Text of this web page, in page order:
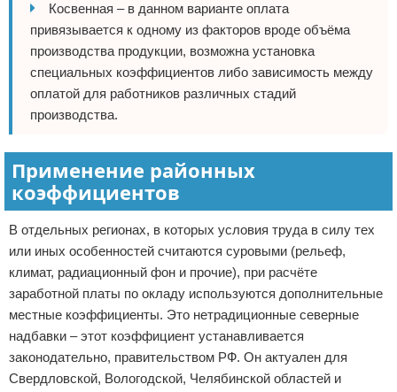
Косвенная – в данном варианте оплата
привязывается к одному из факторов вроде объёма
производства продукции, возможна установка
специальных коэффициентов либо зависимость между
оплатой для работников различных стадий
производства.
Применение районных
коэффициентов
В отдельных регионах, в которых условия труда в силу тех
или иных особенностей считаются суровыми (рельеф,
климат, радиационный фон и прочие), при расчёте
заработной платы по окладу используются дополнительные
местные коэффициенты. Это нетрадиционные северные
надбавки – этот коэффициент устанавливается
законодательно, правительством РФ. Он актуален для
Свердловской, Вологодской, Челябинской областей и